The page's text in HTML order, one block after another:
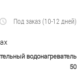
Под заказ (10-12 дней)
водонагреватель
50